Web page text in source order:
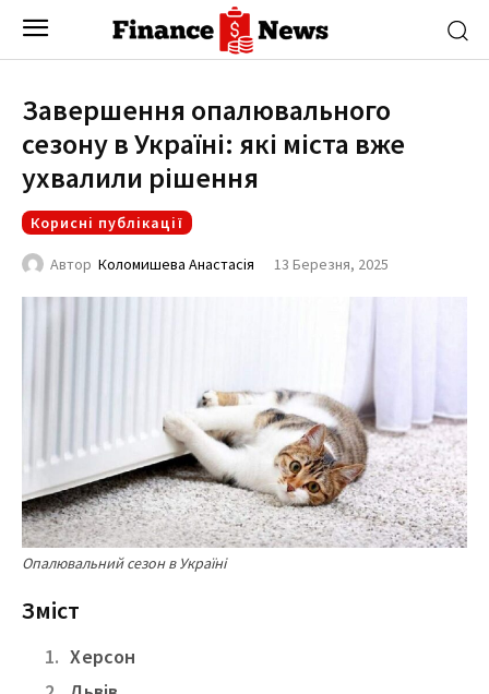
Завершення опалювального
сезону в Україні: які міста вже
ухвалили рішення
Корисні публікації
Автор Коломишева Анастасія 13 Березня, 2025
Опалювальний сезон в Україні
Зміст
Херсон